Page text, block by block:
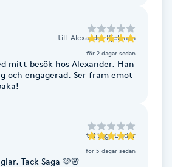
till Alexander Kjellman
för 2 dagar sedan
mitt besök hos Alexander. Han
och engagerad. Ser fram emot
till Saga Linder
för 5 dagar sedan
Tack Saga 🩷🌸